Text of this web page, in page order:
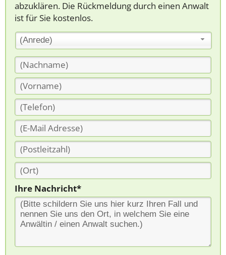
abzuklären. Die Rückmeldung durch einen Anwalt
ist für Sie kostenlos.
(Anrede)
Ihre Nachricht*